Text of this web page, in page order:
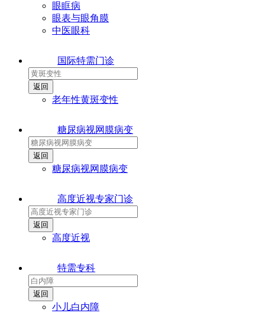
眼眶病
眼表与眼角膜
中医眼科
国际特需门诊
老年性黄斑变性
糖尿病视网膜病变
糖尿病视网膜病变
高度近视专家门诊
高度近视
特需专科
小儿白内障